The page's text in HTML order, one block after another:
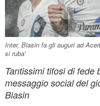
Inter, Biasin fa gli auguri ad
si ruba'
Tantissimi tifosi di fede
messaggio social del
Biasin